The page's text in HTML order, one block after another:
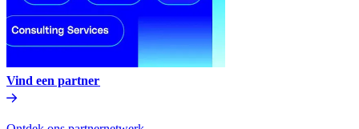
Vind een partner​​